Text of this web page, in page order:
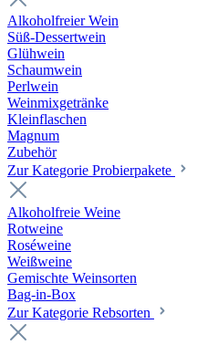
Alkoholfreier Wein
Süß-Dessertwein
Glühwein
Schaumwein
Perlwein
Weinmixgetränke
Kleinflaschen
Magnum
Zubehör
Zur Kategorie Probierpakete
Alkoholfreie Weine
Rotweine
Roséweine
Weißweine
Gemischte Weinsorten
Bag-in-Box
Zur Kategorie Rebsorten